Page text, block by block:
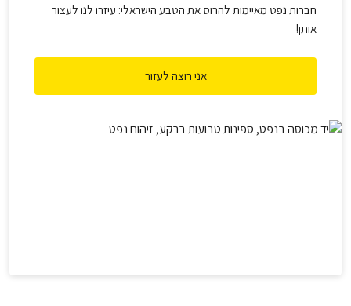
חברות נפט מאיימות להרוס את הטבע הישראלי: עיזרו לנו לעצור
אותן!
אני רוצה לעזור